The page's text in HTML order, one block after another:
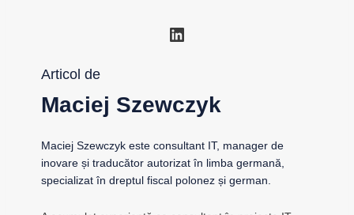
LinkedIn
Articol de
Maciej Szewczyk
Maciej Szewczyk este consultant IT, manager de
inovare și traducător autorizat în limba germană,
specializat în dreptul fiscal polonez și german.